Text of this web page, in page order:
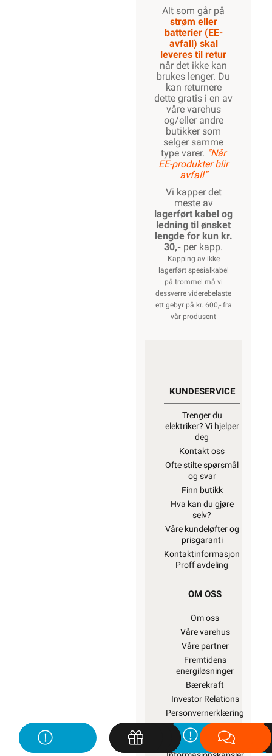
Alt som går på
strøm eller
batterier (EE-
avfall) skal
leveres til retur
når det ikke kan
brukes lenger. Du
kan returnere
dette gratis i en av
våre varehus
og/eller andre
butikker som
selger samme
type varer. “Når
EE-produkter blir
avfall”
Vi kapper det
meste av
lagerført kabel og
ledning til ønsket
lengde for kun kr.
30,- per kapp.
Kapping av ikke
lagerført spesialkabel
på trommel må vi
dessverre viderebelaste
ett gebyr på kr. 600,- fra
vår produsent
KUNDESERVICE
Trenger du
elektriker? Vi hjelper
deg
Kontakt oss
Ofte stilte spørsmål
og svar
Finn butikk
Hva kan du gjøre
selv?
Våre kundeløfter og
prisgaranti
Kontaktinformasjon
Proff avdeling
OM OSS
Om oss
Våre varehus
Våre partner
Fremtidens
energiløsninger
Bærekraft
Investor Relations
Personvernerklæring
EE-avfall
Salgsbetingelser